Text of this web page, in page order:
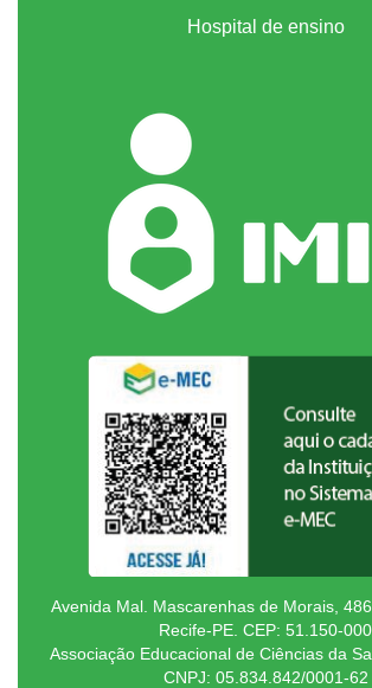
Hospital de ensino
Avenida Mal. Mascarenhas de Morais,
Recife-PE. CEP: 51.150-000
Associação Educacional de Ciências da
CNPJ: 05.834.842/0001-62